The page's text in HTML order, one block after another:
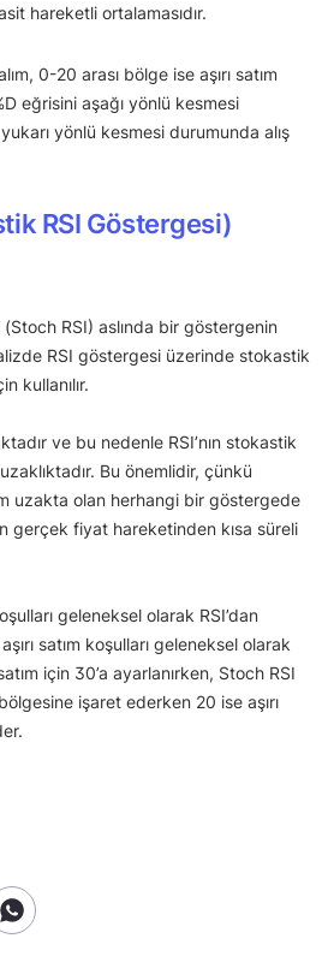
hareketli ortalamasıdır.
0-20 arası bölge ise aşırı satım
eğrisini aşağı yönlü kesmesi
yönlü kesmesi durumunda alış
RSI Göstergesi)
RSI) aslında bir göstergenin
RSI göstergesi üzerinde stokastik
kullanılır.
ve bu nedenle RSI’nın stokastik
Bu önemlidir, çünkü
uzakta olan herhangi bir göstergede
gerçek fiyat hareketinden kısa süreli
geleneksel olarak RSI’dan
aşırı satım koşulları geleneksel olarak
için 30’a ayarlanırken, Stoch RSI
işaret ederken 20 ise aşırı